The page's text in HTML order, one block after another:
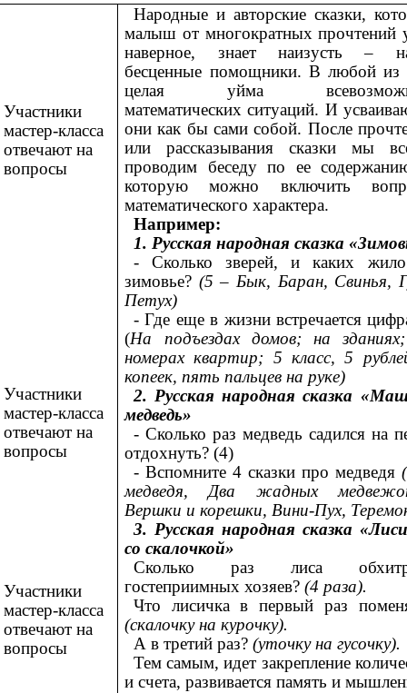
Участники
мастер-класса
отвечают на
вопросы
Участники
мастер-класса
отвечают на
вопросы
Участники
мастер-класса
отвечают на
вопросы
Народные и авторские сказки,
малыш от многократных прочтений
наверное, знает наизусть –
бесценные помощники. В любой из
целая уйма
математических ситуаций. И
они как бы сами собой. После
или рассказывания сказки мы
проводим беседу по ее
которую можно включить
математического характера.
Например:
1. Русская народная сказка
- Сколько зверей, и каких
зимовье? (5 – Бык, Баран, Свинья,
Петух)
-Где еще в жизни встречается
(На подъездах домов; на
номерах квартир; 5 класс, 5
копеек, пять пальцев на руке)
2. Русская народная сказка
медведь»
- Сколько раз медведь садился на
отдохнуть? (4)
- Вспомните 4 сказки про медведя
медведя, Два жадных
Вершки и корешки, Вини-Пух,
3. Русская народная сказка
со скалочкой»
Сколько раз лиса
гостеприимных хозяев?(4 раза).
Что лисичка в первый раз
(скалочку на курочку).
А в третий раз? (уточку на гусочку).
Тем самым, идет закрепление
и счета, развивается память и